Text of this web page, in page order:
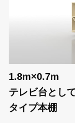
1.8m×0.7m
テレビ台とし
タイプ本棚